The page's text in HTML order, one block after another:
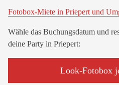
Fotobox-Miete in Priepert und
Wähle das Buchungsdatum und
deine Party in Priepert:
Look-Fotobox